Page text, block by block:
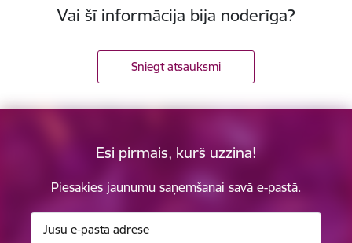
Vai šī informācija bija noderīga?
Sniegt atsauksmi
Esi pirmais, kurš uzzina!
Piesakies jaunumu saņemšanai savā e-pastā.